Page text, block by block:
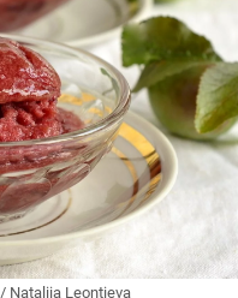
/ Nataliia Leontieva